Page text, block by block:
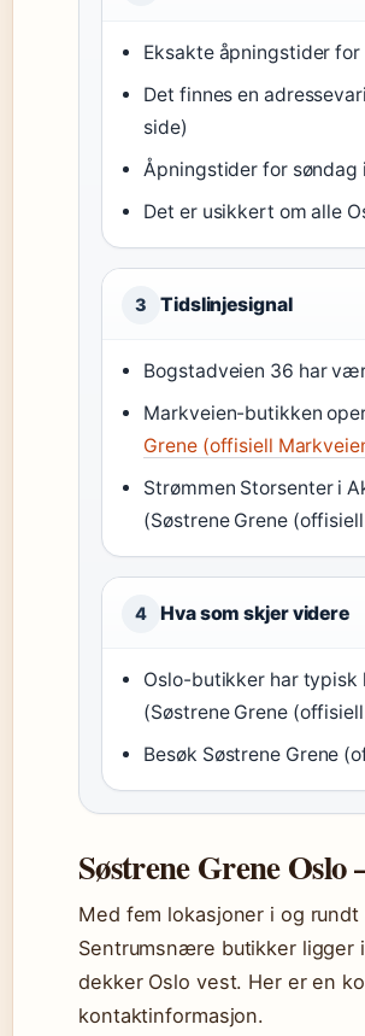
Eksakte åpningstider
Det finnes en
side)
Åpningstider for
Det er usikkert om alle
3 Tidslinjesignal
Bogstadveien 36 har
Markveien-butikken
Grene (offisiell
Strømmen Storsenter i
(Søstrene Grene
4 Hva som skjer videre
Oslo-butikker har typisk
(Søstrene Grene
Besøk Søstrene Grene
Søstrene Grene
Med fem lokasjoner i og
Sentrumsnære butikker ligger
dekker Oslo vest. Her er en
kontaktinformasjon.